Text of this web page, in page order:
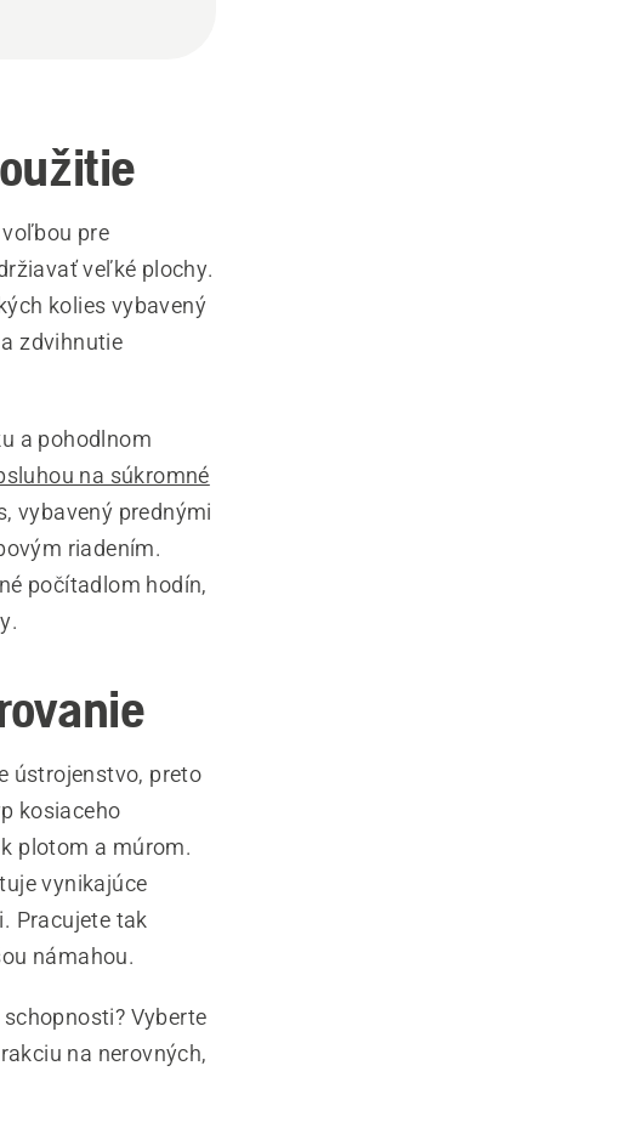
pre
veľké plochy.
kolies vybavený
zdvihnutie
a pohodlnom
na súkromné
vybavený prednými
riadením.
počítadlom hodín,
ústrojenstvo, preto
kosiaceho
plotom a múrom.
vynikajúce
Pracujete tak
námahou.
Vyberte
na nerovných,